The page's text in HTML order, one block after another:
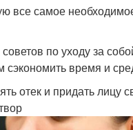
все самое
по уходу за
сэкономить время и
отек и придать лицу